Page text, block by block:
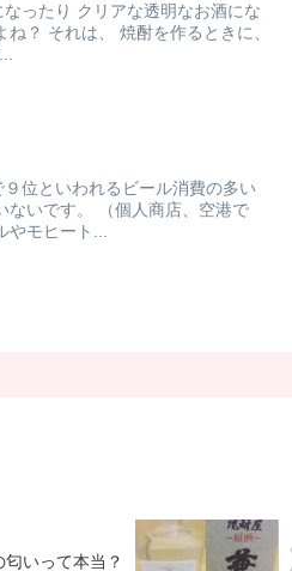
ったり クリアな透明なお酒にな
？ それは、 焼酎を作るときに、
位といわれるビール消費の多い
ないです。 （個人商店、空港で
モヒート...
匂いって本当？